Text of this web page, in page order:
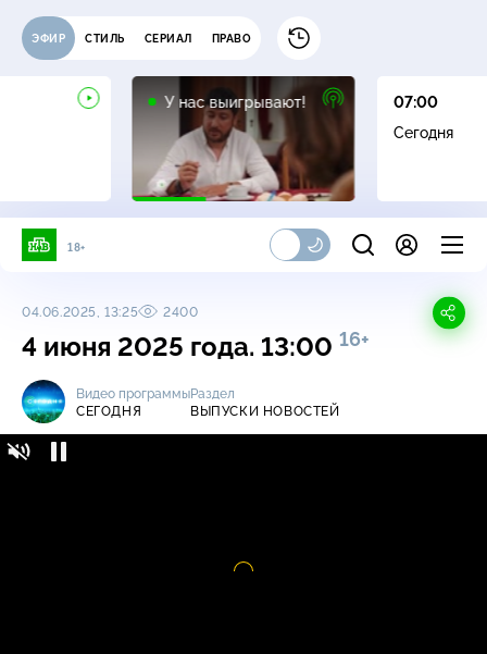
ЭФИР СТИЛЬ СЕРИАЛ ПРАВО
У нас выигрывают!
12+
07:00
Сегодня
18+
04.06.2025, 13:25 2400
4 июня 2025 года. 13:00 16+
Видео программы
СЕГОДНЯ
Раздел
ВЫПУСКИ НОВОСТЕЙ
Видео